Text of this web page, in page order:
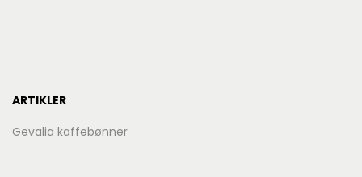
ARTIKLER
Gevalia kaffebønner